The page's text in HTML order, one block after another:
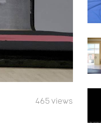
465 views